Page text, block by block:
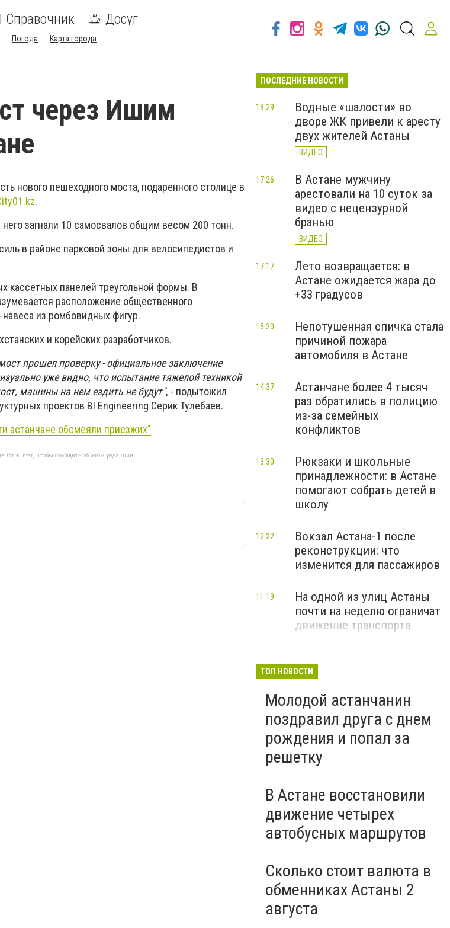
Справочник Досуг
Погода Карта города
через Ишим
нового пешеходного моста, подаренного столице в
.
загнали 10 самосвалов общим весом 200 тонн.
в районе парковой зоны для велосипедистов и
кассетных панелей треугольной формы. В
расположение общественного
из ромбовидных фигур.
и корейских разработчиков.
прошел проверку - официальное заключение
уже видно, что испытание тяжелой техникой
машины на нем ездить не будут", - подытожил
проектов BI Engineering Серик Тулебаев.
астанчане обсмеяли приезжих"
чтобы сообщить об этом редакции
ПОСЛЕДНИЕ НОВОСТИ
Водные «шалости» во
дворе ЖК привели к аресту
двух жителей Астаны
ВИДЕО
18:29
В Астане мужчину
арестовали на 10 суток за
видео с нецензурной
бранью
ВИДЕО
17:26
Лето возвращается: в
Астане ожидается жара до
+33 градусов
17:17
Непотушенная спичка стала
причиной пожара
автомобиля в Астане
15:20
Астанчане более 4 тысяч
раз обратились в полицию
из-за семейных
конфликтов
14:37
Рюкзаки и школьные
принадлежности: в Астане
помогают собрать детей в
школу
13:30
Вокзал Астана-1 после
реконструкции: что
изменится для пассажиров
12:22
На одной из улиц Астаны
почти на неделю ограничат
движение транспорта
11:19
ТОП НОВОСТИ
Молодой астанчанин
поздравил друга с днем
рождения и попал за
решетку
В Астане восстановили
движение четырех
автобусных маршрутов
Сколько стоит валюта в
обменниках Астаны 2
августа